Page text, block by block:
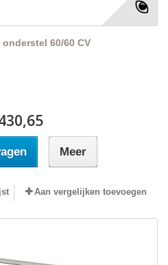
60/60 CV
Meer
Aan vergelijken toevoegen